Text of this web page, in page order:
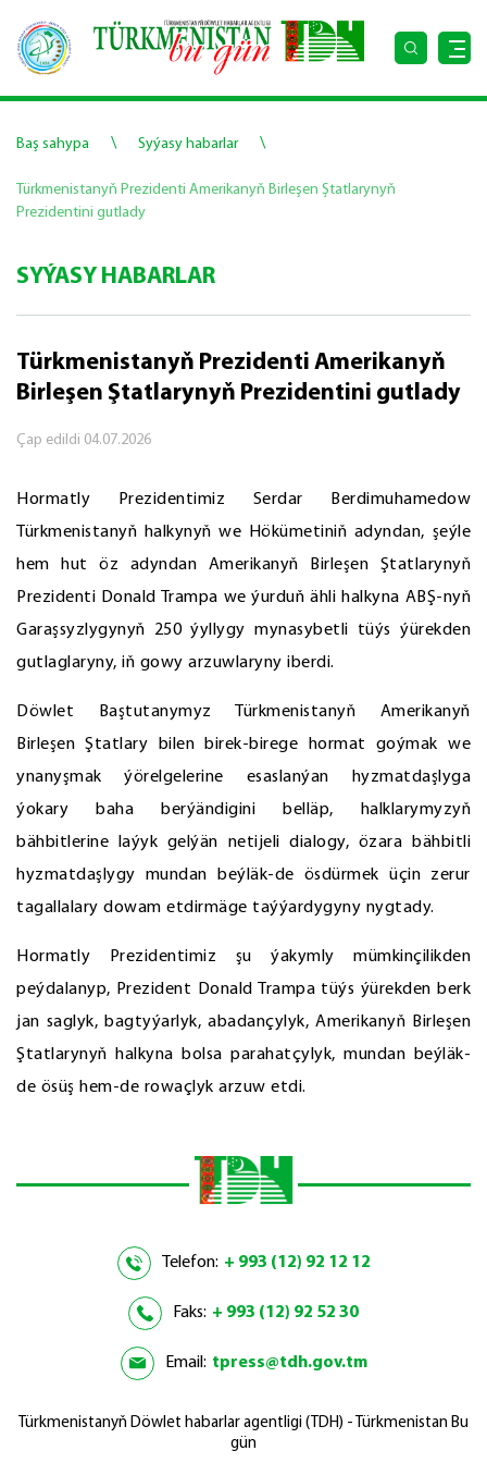
Baş sahypa \ Syýasy habarlar \
Türkmenistanyň Prezidenti Amerikanyň Birleşen Ştatlarynyň
Prezidentini gutlady
SYÝASY HABARLAR
Türkmenistanyň Prezidenti Amerikanyň
Birleşen Ştatlarynyň Prezidentini gutlady
Çap edildi 04.07.2026
Hormatly Prezidentimiz Serdar Berdimuhamedow
Türkmenistanyň halkynyň we Hökümetiniň adyndan, şeýle
hem hut öz adyndan Amerikanyň Birleşen Ştatlarynyň
Prezidenti Donald Trampa we ýurduň ähli halkyna ABŞ-nyň
Garaşsyzlygynyň 250 ýyllygy mynasybetli tüýs ýürekden
gutlaglaryny, iň gowy arzuwlaryny iberdi.
Döwlet Baştutanymyz Türkmenistanyň Amerikanyň
Birleşen Ştatlary bilen birek-birege hormat goýmak we
ynanyşmak ýörelgelerine esaslanýan hyzmatdaşlyga
ýokary baha berýändigini belläp, halklarymyzyň
bähbitlerine laýyk gelýän netijeli dialogy, özara bähbitli
hyzmatdaşlygy mundan beýläk-de ösdürmek üçin zerur
tagallalary dowam etdirmäge taýýardygyny nygtady.
Hormatly Prezidentimiz şu ýakymly mümkinçilikden
peýdalanyp, Prezident Donald Trampa tüýs ýürekden berk
jan saglyk, bagtyýarlyk, abadançylyk, Amerikanyň Birleşen
Ştatlarynyň halkyna bolsa parahatçylyk, mundan beýläk-
de ösüş hem-de rowaçlyk arzuw etdi.
Telefon: + 993 (12) 92 12 12
Faks: + 993 (12) 92 52 30
Email: tpress@tdh.gov.tm
Türkmenistanyň Döwlet habarlar agentligi (TDH) - Türkmenistan Bu
gün